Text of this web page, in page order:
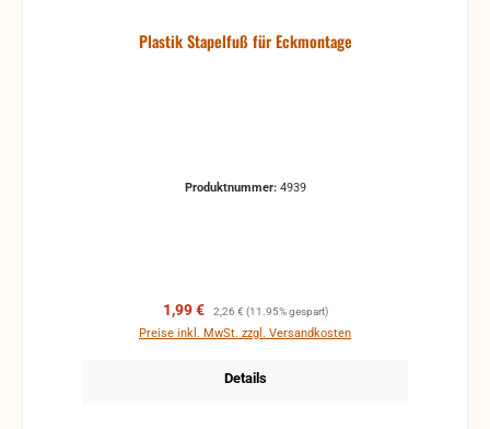
Plastik Stapelfuß für Eckmontage
Produktnummer: 4939
Verkaufspreis:
1,99 € Regulärer Preis:
2,26 € (11.95% gespart)
Preise inkl. MwSt. zzgl. Versandkosten
Details